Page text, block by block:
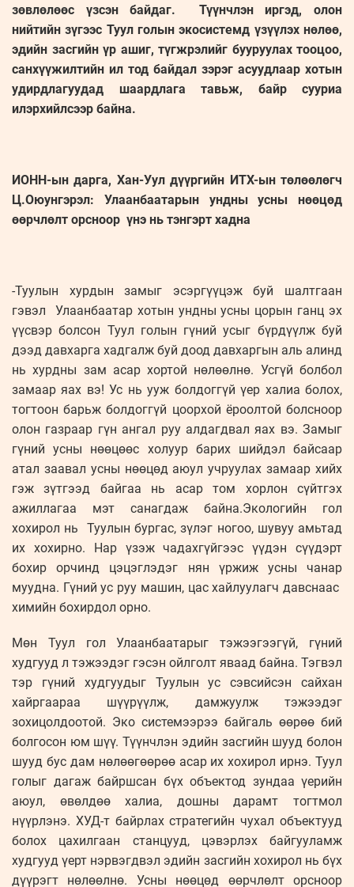
зөвлөлөөс үзсэн байдаг. Түүнчлэн иргэд, олон
нийтийн зүгээс Туул голын экосистемд үзүүлэх нөлөө,
эдийн засгийн үр ашиг, түгжрэлийг бууруулах тооцоо,
санхүүжилтийн ил тод байдал зэрэг асуудлаар хотын
удирдлагуудад шаардлага тавьж, байр сууриа
илэрхийлсээр байна.
ИОНН-ын дарга, Хан-Уул дүүргийн ИТХ-ын төлөөлөгч
Ц.Оюунгэрэл: Улаанбаатарын ундны усны нөөцөд
өөрчлөлт орсноор үнэ нь тэнгэрт хадна
-Туулын хурдын замыг эсэргүүцэж буй шалтгаан
гэвэл Улаанбаатар хотын ундны усны цорын ганц эх
үүсвэр болсон Туул голын гүний усыг бүрдүүлж буй
дээд давхарга хадгалж буй доод давхаргын аль алинд
нь хурдны зам асар хортой нөлөөлнө. Усгүй болбол
замаар яах вэ! Ус нь ууж болдоггүй үер халиа болох,
тогтоон барьж болдоггүй цоорхой ёроолтой болсноор
олон газраар гүн ангал руу алдагдвал яах вэ. Замыг
гүний усны нөөцөөс холуур барих шийдэл байсаар
атал заавал усны нөөцөд аюул учруулах замаар хийх
гэж зүтгээд байгаа нь асар том хорлон сүйтгэх
ажиллагаа мэт санагдаж байна.Экологийн гол
хохирол нь Туулын бургас, зүлэг ногоо, шувуу амьтад
их хохирно. Нар үзэж чадахгүйгээс үүдэн сүүдэрт
бохир орчинд цэцэглэдэг нян үржиж усны чанар
муудна. Гүний ус руу машин, цас хайлуулагч давснаас
химийн бохирдол орно.
Мөн Туул гол Улаанбаатарыг тэжээгээгүй, гүний
худгууд л тэжээдэг гэсэн ойлголт яваад байна. Тэгвэл
тэр гүний худгуудыг Туулын ус сэвсийсэн сайхан
хайргаараа шүүрүүлж, дамжуулж тэжээдэг
зохицолдоотой. Эко системээрээ байгаль өөрөө бий
болгосон юм шүү. Түүнчлэн эдийн засгийн шууд болон
шууд бус дам нөлөөгөөрөө асар их хохирол ирнэ. Туул
голыг дагаж байршсан бүх объектод зундаа үерийн
аюул, өвөлдөө халиа, дошны дарамт тогтмол
нүүрлэнэ. ХУД-т байрлах стратегийн чухал объектууд
болох цахилгаан станцууд, цэвэрлэх байгууламж
худгууд үерт нэрвэгдвэл эдийн засгийн хохирол нь бүх
дүүрэгт нөлөөлнө. Усны нөөцөд өөрчлөлт орсноор